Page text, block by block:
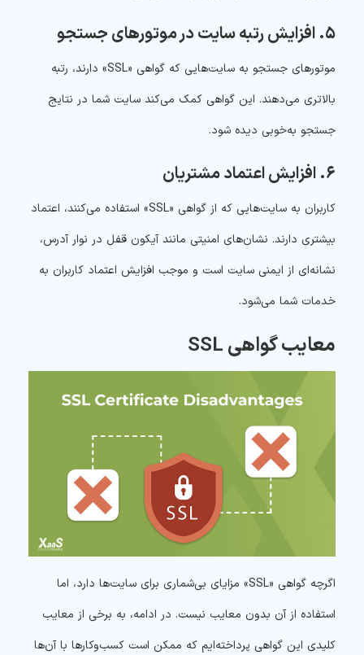
۵. افزایش رتبه سایت در موتورهای جستجو
موتورهای جستجو به سایت‌هایی که گواهی «SSL» دارند، رتبه
بالاتری می‌دهند. این گواهی کمک می‌کند سایت شما در نتایج
جستجو به‌خوبی دیده شود.
۶. افزایش اعتماد مشتریان
کاربران به سایت‌هایی که از گواهی «SSL» استفاده می‌کنند، اعتماد
بیشتری دارند. نشان‌های امنیتی مانند آیکون قفل در نوار آدرس،
نشانه‌ای از ایمنی سایت است و موجب افزایش اعتماد کاربران به
خدمات شما می‌شود.
معایب گواهی SSL
اگرچه گواهی «SSL» مزایای بی‌شماری برای سایت‌ها دارد، اما
استفاده از آن بدون معایب نیست. در ادامه، به برخی از معایب
کلیدی این گواهی پرداخته‌ایم که ممکن است کسب‌وکارها با آن‌ها